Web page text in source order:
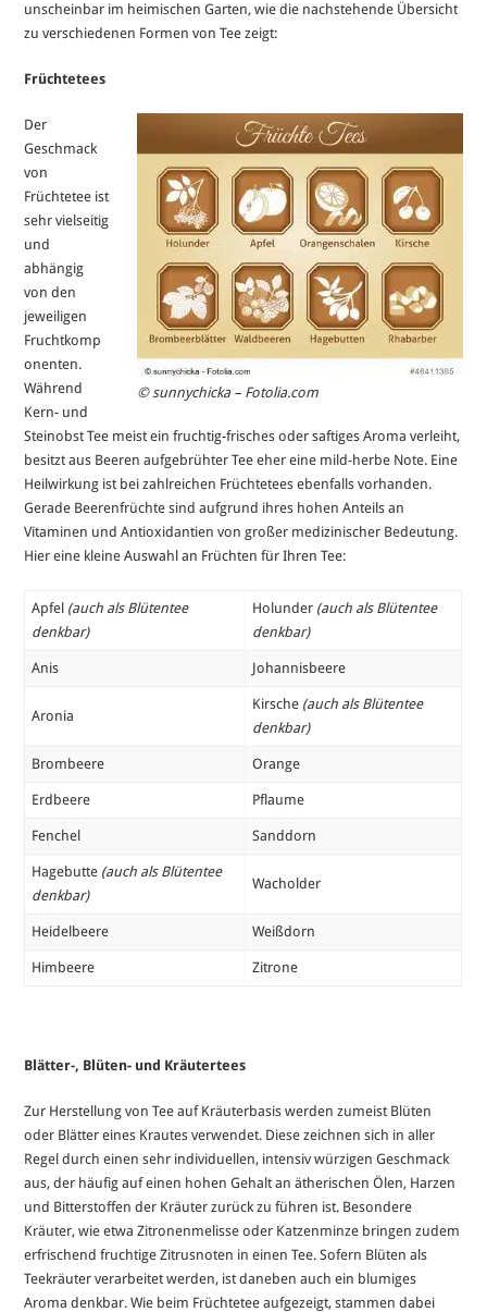
unscheinbar im heimischen Garten, wie die nachstehende Übersicht
zu verschiedenen Formen von Tee zeigt:
Früchtetees
© sunnychicka – Fotolia.com
Der
Geschmack
von
Früchtetee ist
sehr vielseitig
und
abhängig
von den
jeweiligen
Fruchtkomp
onenten.
Während
Kern- und
Steinobst Tee meist ein fruchtig-frisches oder saftiges Aroma verleiht,
besitzt aus Beeren aufgebrühter Tee eher eine mild-herbe Note. Eine
Heilwirkung ist bei zahlreichen Früchtetees ebenfalls vorhanden.
Gerade Beerenfrüchte sind aufgrund ihres hohen Anteils an
Vitaminen und Antioxidantien von großer medizinischer Bedeutung.
Hier eine kleine Auswahl an Früchten für Ihren Tee:
Apfel (auch als Blütentee
denkbar)
Holunder (auch als Blütentee
denkbar)
Anis Johannisbeere
Aronia
Kirsche (auch als Blütentee
denkbar)
Brombeere Orange
Erdbeere Pflaume
Fenchel Sanddorn
Hagebutte (auch als Blütentee
denkbar)
Wacholder
Heidelbeere Weißdorn
Himbeere Zitrone
Blätter-, Blüten- und Kräutertees
Zur Herstellung von Tee auf Kräuterbasis werden zumeist Blüten
oder Blätter eines Krautes verwendet. Diese zeichnen sich in aller
Regel durch einen sehr individuellen, intensiv würzigen Geschmack
aus, der häufig auf einen hohen Gehalt an ätherischen Ölen, Harzen
und Bitterstoffen der Kräuter zurück zu führen ist. Besondere
Kräuter, wie etwa Zitronenmelisse oder Katzenminze bringen zudem
erfrischend fruchtige Zitrusnoten in einen Tee. Sofern Blüten als
Teekräuter verarbeitet werden, ist daneben auch ein blumiges
Aroma denkbar. Wie beim Früchtetee aufgezeigt, stammen dabei